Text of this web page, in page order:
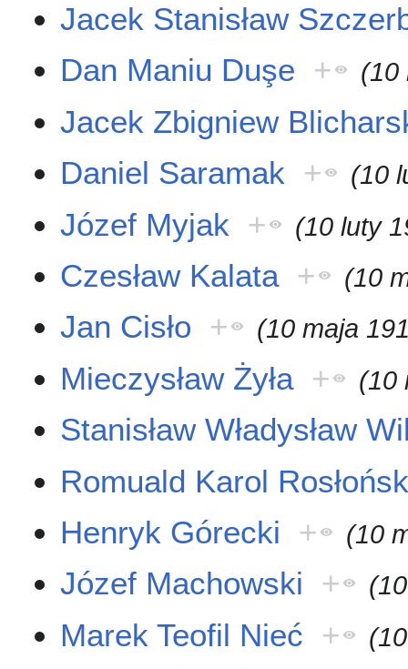
Jacek Stanisław
Dan Maniu Duşe + (10
Jacek Zbigniew
Daniel Saramak + (10
Józef Myjak + (10 luty
Czesław Kalata + (10
Jan Cisło + (10 maja
Mieczysław Żyła + (10
Stanisław Władysław
Romuald Karol
Henryk Górecki
+ (10
Józef Machowski +
Marek Teofil Nieć +